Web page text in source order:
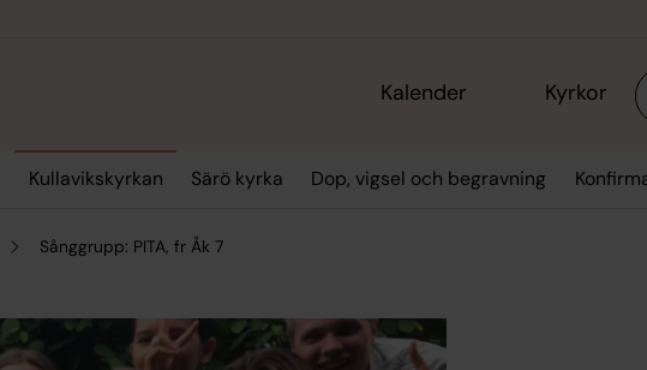
Kalender Kyrkor
Kullavikskyrkan Särö kyrka Dop, vigsel och begravning
Sånggrupp: PITA, fr Åk 7